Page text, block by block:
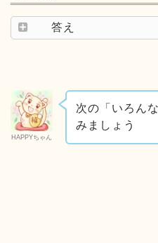
答え
HAPPYちゃん
次の「いろん
みましょう